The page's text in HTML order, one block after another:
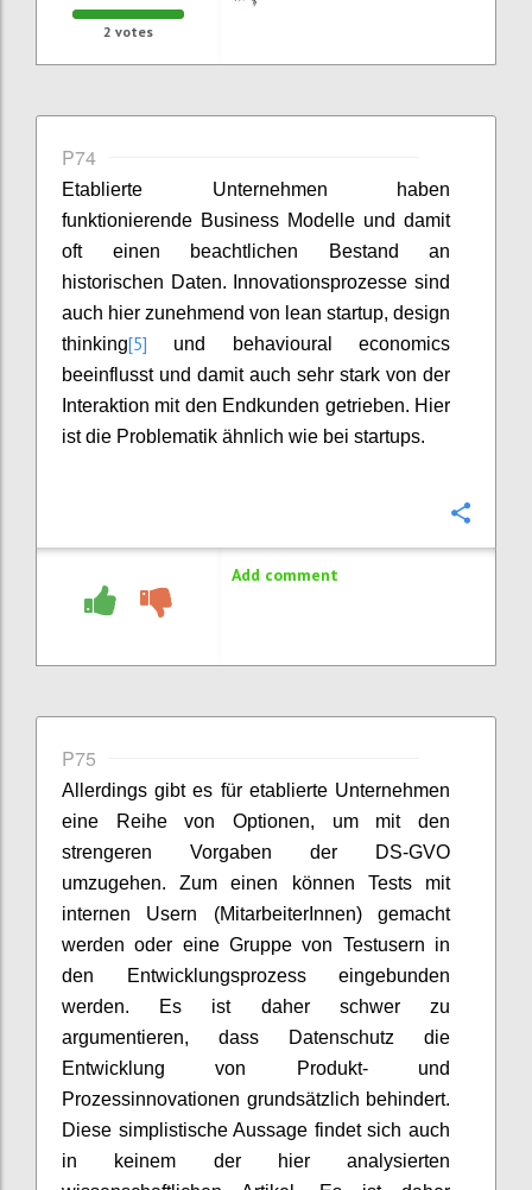
2 votes
P74
Etablierte Unternehmen haben
funktionierende Business Modelle und damit
oft einen beachtlichen Bestand an
historischen Daten. Innovationsprozesse sind
auch hier zunehmend von lean startup, design
thinking[5] und behavioural economics
beeinflusst und damit auch sehr stark von der
Interaktion mit den Endkunden getrieben. Hier
ist die Problematik ähnlich wie bei startups.
Add comment
P75
Allerdings gibt es für etablierte Unternehmen
eine Reihe von Optionen, um mit den
strengeren Vorgaben der DS-GVO
umzugehen. Zum einen können Tests mit
internen Usern (MitarbeiterInnen) gemacht
werden oder eine Gruppe von Testusern in
den Entwicklungsprozess eingebunden
werden. Es ist daher schwer zu
argumentieren, dass Datenschutz die
Entwicklung von Produkt- und
Prozessinnovationen grundsätzlich behindert.
Diese simplistische Aussage findet sich auch
in keinem der hier analysierten